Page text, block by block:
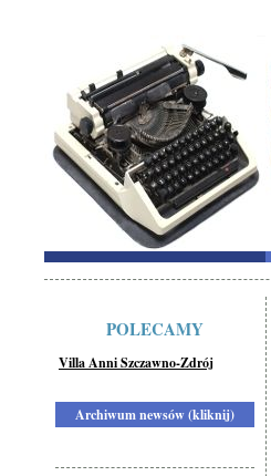
POLECAMY
Villa Anni Szczawno-Zdrój
Archiwum newsów (kliknij)